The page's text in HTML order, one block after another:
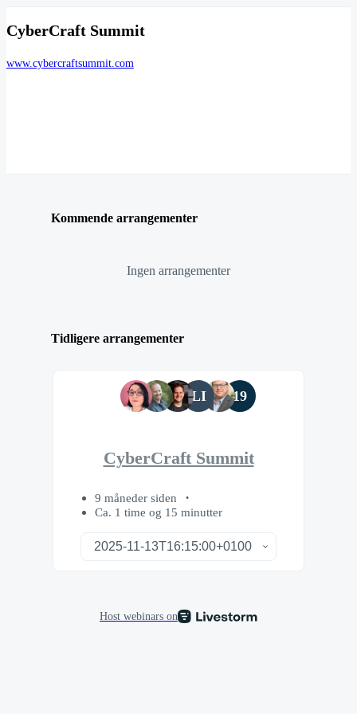
CyberCraft Summit
www.cybercraftsummit.com
Kommende arrangementer
Ingen arrangementer
Tidligere arrangementer
LI 19
CyberCraft Summit
9 måneder siden
Ca. 1 time og 15 minutter
Host webinars on